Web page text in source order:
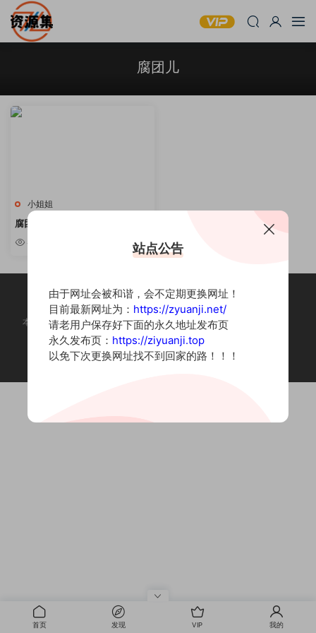
腐团儿
小姐姐
腐团儿Ikaros – 二次元妹子合集
[持续更新]
4.48w
本站为摄影写真图片网站，内容来自网络收集整理，仅作个人学习使用。
如有违法内容请联系删除
Copyright © 2022 资源集
首页 发现 VIP 我的
站点公告
由于网址会被和谐，会不定期更换网址！
目前最新网址为： https://zyuanji.net/
请老用户保存好下面的永久地址发布页
永久发布页： https://ziyuanji.top
以免下次更换网址找不到回家的路！！！